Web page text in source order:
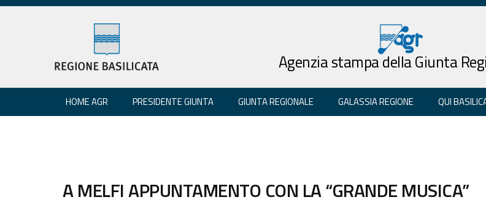
Agenzia stampa della Giunta
HOME AGR PRESIDENTE GIUNTA GIUNTA REGIONALE GALASSIA REGIONE QUI
A MELFI APPUNTAMENTO CON LA “GRANDE MUSICA”